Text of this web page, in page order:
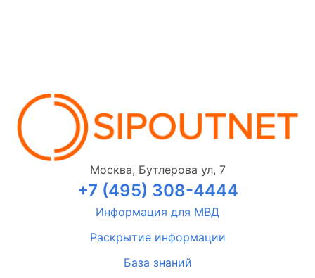
Москва, Бутлерова ул, 7
+7 (495) 308-4444
Информация для МВД
Раскрытие информации
База знаний